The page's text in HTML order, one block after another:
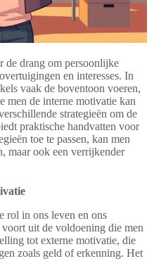
de drang om persoonlijke
en interesses. In
vaak de boventoon voeren,
men de interne motivatie kan
strategieën om de
praktische handvatten voor
toe te passen, kan men
maar ook een verrijkender
rol in ons leven en ons
uit de voldoening die men
tot externe motivatie, die
zoals geld of erkenning. Het